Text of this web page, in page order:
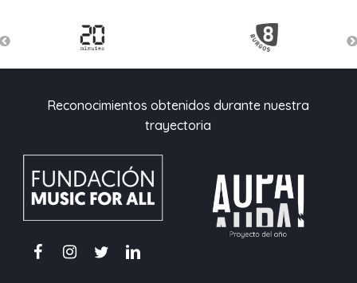
Reconocimientos obtenidos durante nuestra
trayectoria